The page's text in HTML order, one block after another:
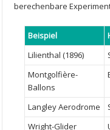
berechenbare⁣
Beispiel
Lilienthal (1896)
Montgolfière-
Ballons
Langley ‌Aerodrome
Wright-Glider